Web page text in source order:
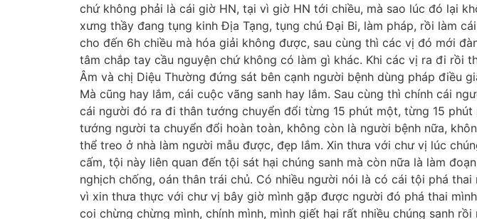
chứ không phải là cái giờ HN, tại vì giờ HN tới chiều, mà sao lúc đó lại
xưng thầy đang tụng kinh Địa Tạng, tụng chú Đại Bi, làm pháp, rồi làm
cho đến 6h chiều mà hóa giải không được, sau cùng thì các vị đó mới
tâm chắp tay cầu nguyện chứ không có làm gì khác. Khi các vị ra đi
Âm và chị Diệu Thường đứng sát bên cạnh người bệnh dùng pháp điều
Mà cũng hay lắm, cái cuộc vãng sanh hay lắm. Sau cùng thì chính cái
cái người đó ra đi thân tướng chuyển đổi từng 15 phút một, từng 15
tướng người ta chuyển đổi hoàn toàn, không còn là người bệnh nữa,
thể treo ở nhà làm người mẫu được, đẹp lắm. Xin thưa với chư vị lúc
cấm, tội này liên quan đến tội sát hại chúng sanh mà còn nữa là làm
nghịch chống, oán thân trái chủ. Có nhiều người nói là có cái tội phá
vì xin thưa thực với chư vị bây giờ mình gặp được người đó phá thai
coi chừng chừng mình, chính mình, mình giết hại rất nhiều chúng sanh